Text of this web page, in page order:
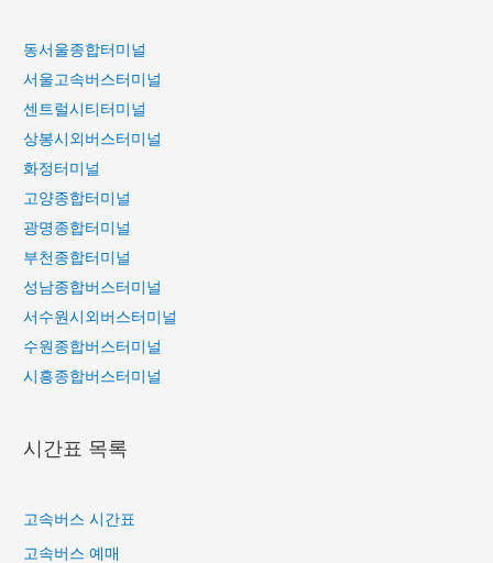
동서울종합터미널
서울고속버스터미널
센트럴시티터미널
상봉시외버스터미널
화정터미널
고양종합터미널
광명종합터미널
부천종합터미널
성남종합버스터미널
서수원시외버스터미널
수원종합버스터미널
시흥종합버스터미널
시간표 목록
고속버스 시간표
고속버스 예매